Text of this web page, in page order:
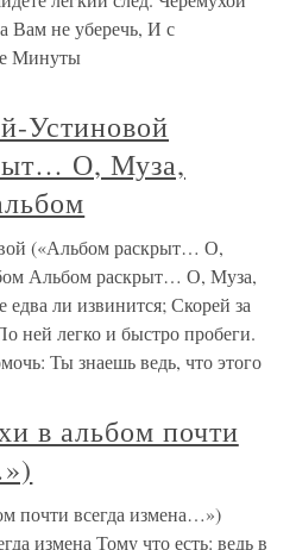
Вам не уберечь, И с
Минуты
Устиновой
О, Муза,
(«Альбом раскрыт… О,
Альбом раскрыт… О, Муза,
ли извинится; Скорей за
ней легко и быстро пробеги.
Ты знаешь ведь, что этого
в альбом почти
почти всегда измена…»)
измена Тому что есть: ведь в